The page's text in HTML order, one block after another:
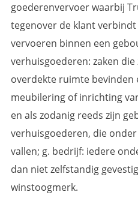
goederenvervoer waarbij
tegenover de klant
vervoeren binnen een
verhuisgoederen: zaken
overdekte ruimte
meubilering of inrichting
en als zodanig reeds zijn
verhuisgoederen, die
vallen; g. bedrijf: iedere
dan niet zelfstandig
winstoogmerk.